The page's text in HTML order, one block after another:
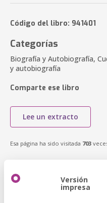
Código del libro: 941401
Categorías
Biografía y Autobiografía,
y autobiografía
Comparte ese libro
Lee un extracto
Esa página ha sido visitada 703
Versión
impresa